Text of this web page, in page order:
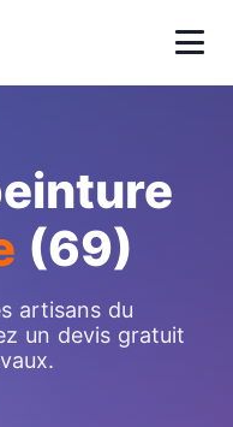
(69)
artisans du
un devis gratuit